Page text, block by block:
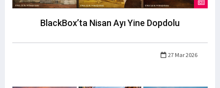
BlackBox’ta Nisan Ayı Yine Dopdolu
27 Mar 2026